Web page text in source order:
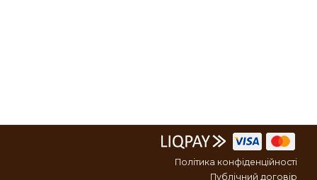
Політика конфіденційності
Публічний договір